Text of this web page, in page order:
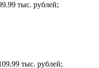
тыс. рублей;
тыс. рублей;